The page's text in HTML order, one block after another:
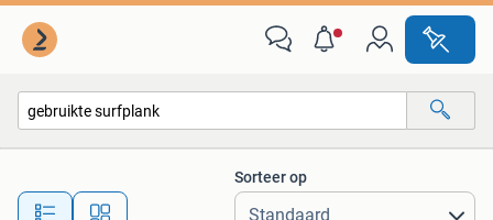
Alle afstanden…
Sorteer op